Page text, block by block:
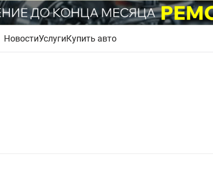
НовостиУслугиКупить авто